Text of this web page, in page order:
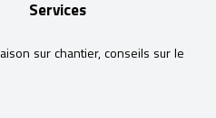
Services
sur chantier, conseils sur le